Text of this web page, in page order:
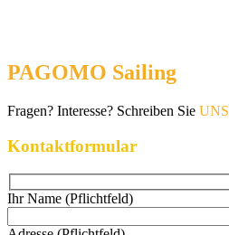
PAGOMO Sailing
Fragen? Interesse? Schreiben Sie UNS
Kontaktformular
Ihr Name (Pflichtfeld)